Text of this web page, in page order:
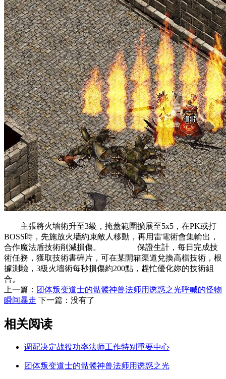
主張將火墻術升至3級，掩蓋範圍擴展至5x5，在PK或打
BOSS時，先施放火墻約束敵人移動，再用雷電術會集輸出，
合作魔法盾技術削減損傷。 保證生計，每日完成技
術任務，獲取技術書碎片，可在某開箱渠道兌換高檔技術，根
據測驗，3級火墻術每秒損傷約200點，趕忙優化妳的技術組
合。
上一篇： 团体叛变道士的骷髅神兽法师用诱惑之光呼喊的怪物
瞬间暴走 下一篇：没有了
相关阅读
调配决定战役功率法师工作特别重要中心
团体叛变道士的骷髅神兽法师用诱惑之光